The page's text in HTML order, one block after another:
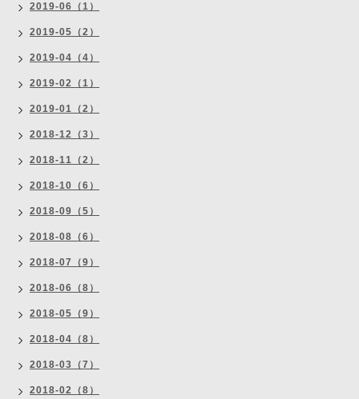
2019-06（1）
2019-05（2）
2019-04（4）
2019-02（1）
2019-01（2）
2018-12（3）
2018-11（2）
2018-10（6）
2018-09（5）
2018-08（6）
2018-07（9）
2018-06（8）
2018-05（9）
2018-04（8）
2018-03（7）
2018-02（8）